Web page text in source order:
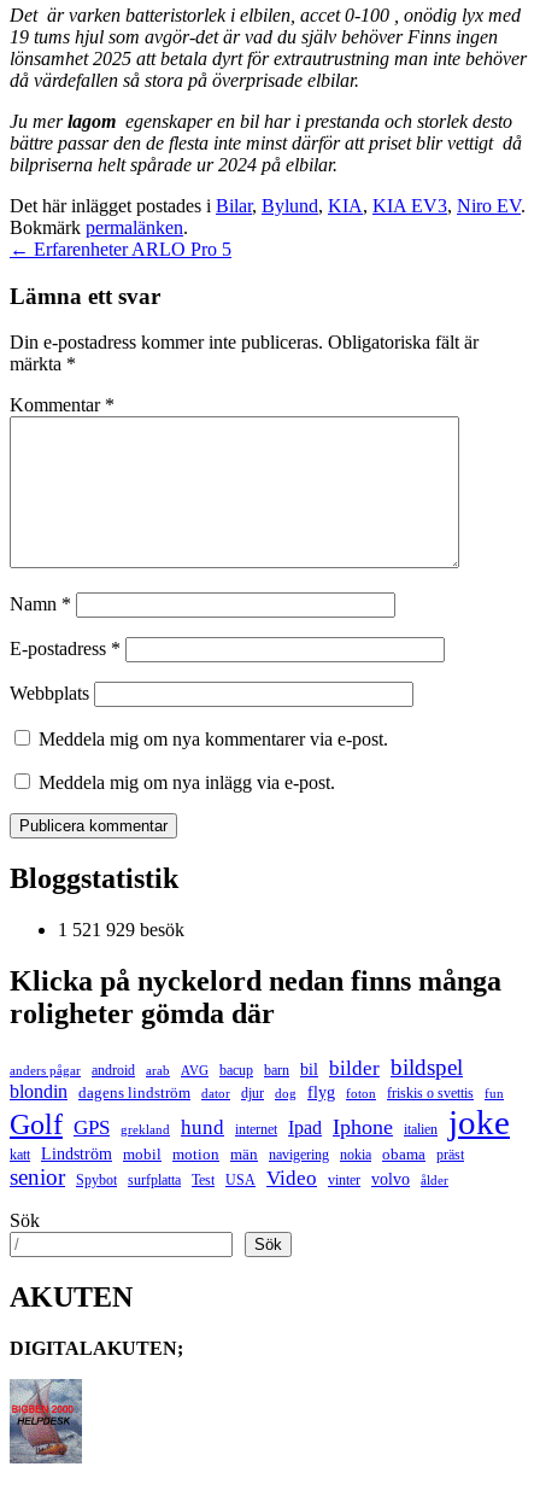
Det är varken batteristorlek i elbilen, accet 0-100 , onödig lyx med
19 tums hjul som avgör-det är vad du själv behöver Finns ingen
lönsamhet 2025 att betala dyrt för extrautrustning man inte behöver
då värdefallen så stora på överprisade elbilar.
Ju merlagom egenskaper en bil har i prestanda och storlek desto
bättre passar den de flesta inte minst därför att priset blir vettigt då
bilpriserna helt spårade ur 2024 på elbilar.
Det här inlägget postades i Bilar, Bylund, KIA, KIA EV3, Niro EV.
Bokmärk permalänken.
Inläggsnavigering
← Erfarenheter ARLO Pro 5
Lämna ett svar
Din e-postadress kommer inte publiceras. Obligatoriska fält är
märkta *
Kommentar *
Namn *
E-postadress *
Webbplats
Meddela mig om nya kommentarer via e-post.
Meddela mig om nya inlägg via e-post.
Bloggstatistik
1 521 929 besök
Klicka på nyckelord nedan finns många
roligheter gömda där
anders pågar android arab AVG bacup barn bil bilder bildspel
blondin dagens lindström dator djur dog flyg foton friskis o svettis fun
Golf GPS grekland hund internet Ipad Iphone italien joke
katt Lindström mobil motion män navigering nokia obama präst
senior Spybot surfplatta Test USA Video vinter volvo ålder
Sök
Sök
AKUTEN
DIGITALAKUTEN;